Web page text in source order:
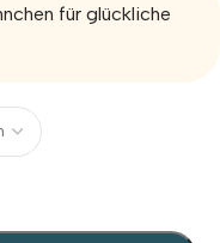
für glückliche